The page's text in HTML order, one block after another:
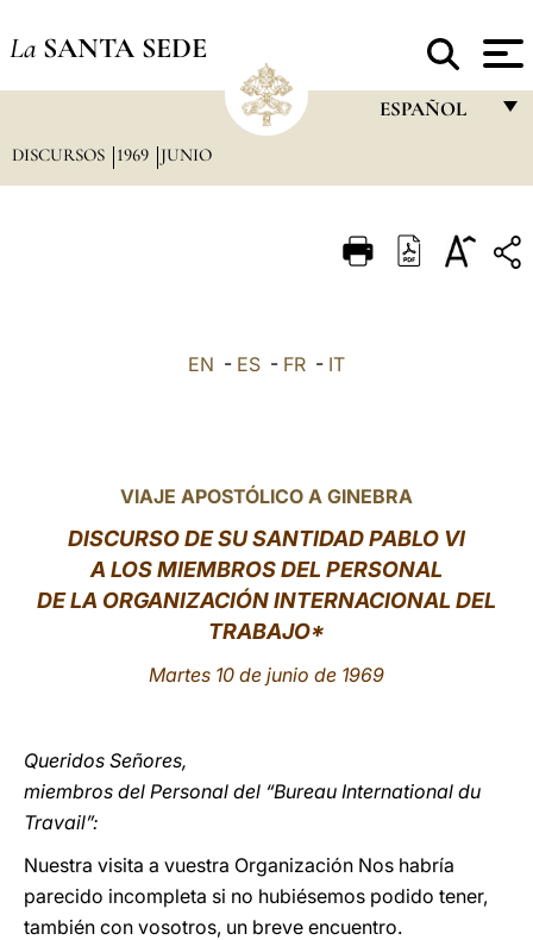
La SANTA SEDE
ESPAÑOL
ITALIANO
中文
LATINE
DISCURSOS 1969 JUNIO
EN - ES - FR - IT
VIAJE APOSTÓLICO A GINEBRA
DISCURSO DE SU SANTIDAD PABLO VI
A LOS MIEMBROS DEL PERSONAL
DE LA ORGANIZACIÓN INTERNACIONAL DEL
TRABAJO*
Martes 10 de junio de 1969
Queridos Señores,
miembros del Personal del “Bureau International du
Travail”:
Nuestra visita a vuestra Organización Nos habría
parecido incompleta si no hubiésemos podido tener,
también con vosotros, un breve encuentro.